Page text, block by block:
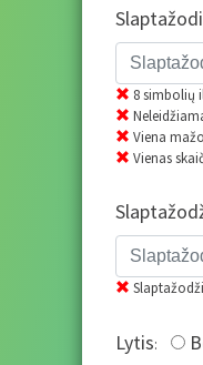
8 simbolių
Viena
Vienas
Lytis: